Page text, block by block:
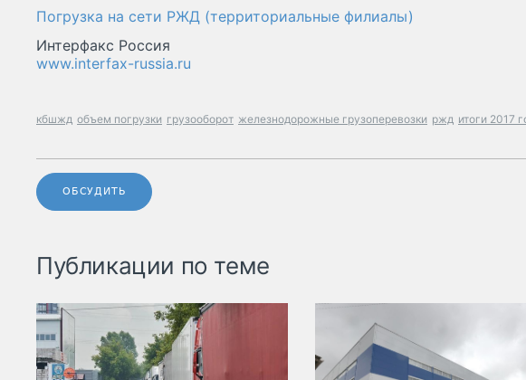
Погрузка на сети РЖД (территориальные филиалы)
Интерфакс Россия
www.interfax-russia.ru
кбшжд объем погрузки грузооборот железнодорожные грузоперевозки ржд итоги 2017
ОБСУДИТЬ
Публикации по теме